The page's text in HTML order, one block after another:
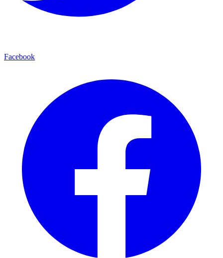
Facebook